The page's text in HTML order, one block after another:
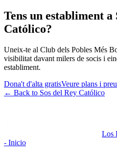
Tens un establiment a
Católico?
Uneix-te al Club dels Pobles Més
visibilitat davant milers de socis i
establiment.
Dona't d'alta gratisVeure plans i
← Back to Sos del Rey Católico
Los
- Inicio